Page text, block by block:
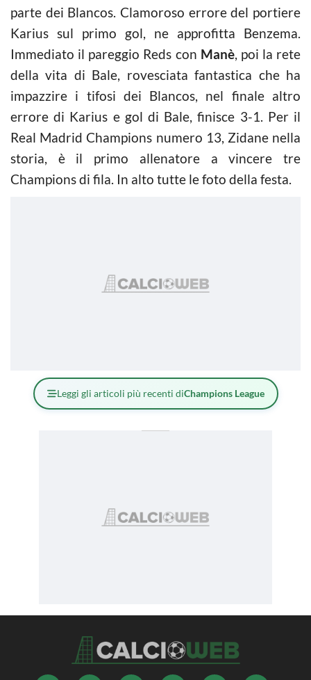
parte dei Blancos. Clamoroso errore del portiere
Karius sul primo gol, ne approfitta Benzema.
Immediato il pareggio Reds con Manè, poi la rete
della vita di Bale, rovesciata fantastica che ha
impazzire i tifosi dei Blancos, nel finale altro
errore di Karius e gol di Bale, finisce 3-1. Per il
Real Madrid Champions numero 13, Zidane nella
storia, è il primo allenatore a vincere tre
Champions di fila. In alto tutte le foto della festa.
Leggi gli articoli più recenti diChampions League